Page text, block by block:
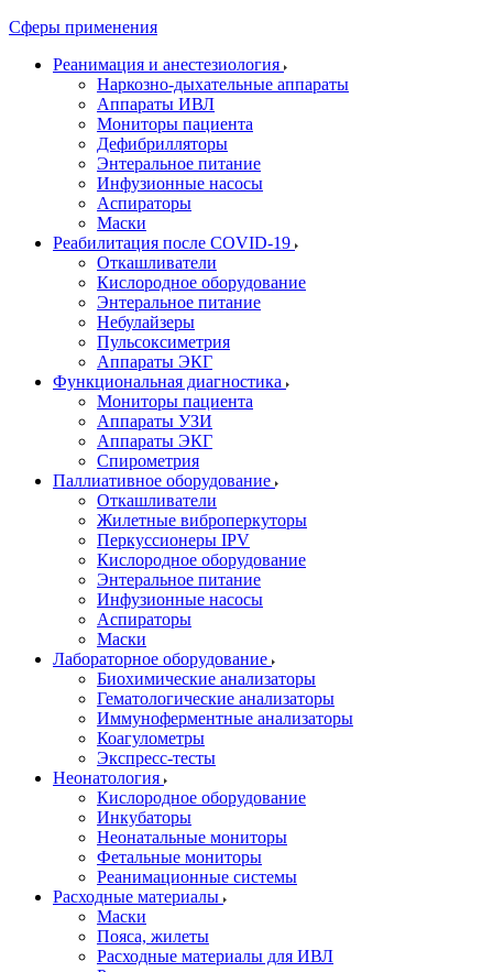
Сферы применения
Реанимация и анестезиология
Наркозно-дыхательные аппараты
Аппараты ИВЛ
Мониторы пациента
Дефибрилляторы
Энтеральное питание
Инфузионные насосы
Аспираторы
Маски
Реабилитация после COVID-19
Откашливатели
Кислородное оборудование
Энтеральное питание
Небулайзеры
Пульсоксиметрия
Аппараты ЭКГ
Функциональная диагностика
Мониторы пациента
Аппараты УЗИ
Аппараты ЭКГ
Спирометрия
Паллиативное оборудование
Откашливатели
Жилетные виброперкуторы
Перкуссионеры IPV
Кислородное оборудование
Энтеральное питание
Инфузионные насосы
Аспираторы
Маски
Лабораторное оборудование
Биохимические анализаторы
Гематологические анализаторы
Иммуноферментные анализаторы
Коагулометры
Экспресс-тесты
Неонатология
Кислородное оборудование
Инкубаторы
Неонатальные мониторы
Фетальные мониторы
Реанимационные системы
Расходные материалы
Маски
Пояса, жилеты
Расходные материалы для ИВЛ